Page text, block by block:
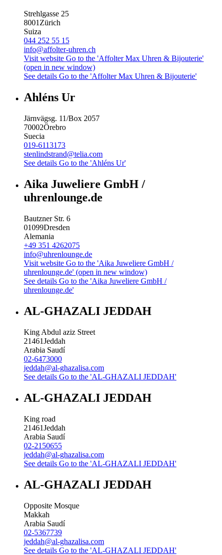
Strehlgasse 25
8001Zürich
Suiza
044 252 55 15
info@affolter-uhren.ch
Visit website Go to the 'Affolter Max Uhren & Bijouterie'
(open in new window)
See details Go to the 'Affolter Max Uhren & Bijouterie'
Ahléns Ur
Järnvägsg. 11/Box 2057
70002Örebro
Suecia
019-6113173
stenlindstrand@telia.com
See details Go to the 'Ahléns Ur'
Aika Juweliere GmbH /
uhrenlounge.de
Bautzner Str. 6
01099Dresden
Alemania
+49 351 4262075
info@uhrenlounge.de
Visit website Go to the 'Aika Juweliere GmbH /
uhrenlounge.de' (open in new window)
See details Go to the 'Aika Juweliere GmbH /
uhrenlounge.de'
AL-GHAZALI JEDDAH
King Abdul aziz Street
21461Jeddah
Arabia Saudí
02-6473000
jeddah@al-ghazalisa.com
See details Go to the 'AL-GHAZALI JEDDAH'
AL-GHAZALI JEDDAH
King road
21461Jeddah
Arabia Saudí
02-2150655
jeddah@al-ghazalisa.com
See details Go to the 'AL-GHAZALI JEDDAH'
AL-GHAZALI JEDDAH
Opposite Mosque
Makkah
Arabia Saudí
02-5367739
jeddah@al-ghazalisa.com
See details Go to the 'AL-GHAZALI JEDDAH'